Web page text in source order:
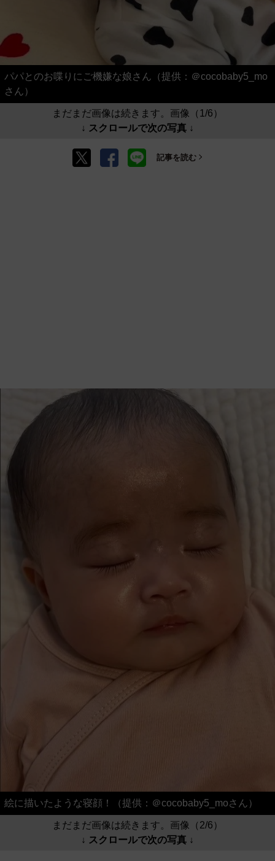
パパとのお喋りにご機嫌な娘さん（提供：＠cocobaby5_mo
さん）
まだまだ画像は続きます。画像（1/6）
↓ スクロールで次の写真 ↓
記事を読む
絵に描いたような寝顔！（提供：＠cocobaby5_moさん）
まだまだ画像は続きます。画像（2/6）
↓ スクロールで次の写真 ↓